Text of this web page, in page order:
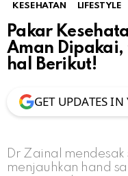
KESEHATAN LIFESTYLE
Pakar
Aman
hal Berikut!
GET UPDATES
Dr Zainal
menjauhkan hand